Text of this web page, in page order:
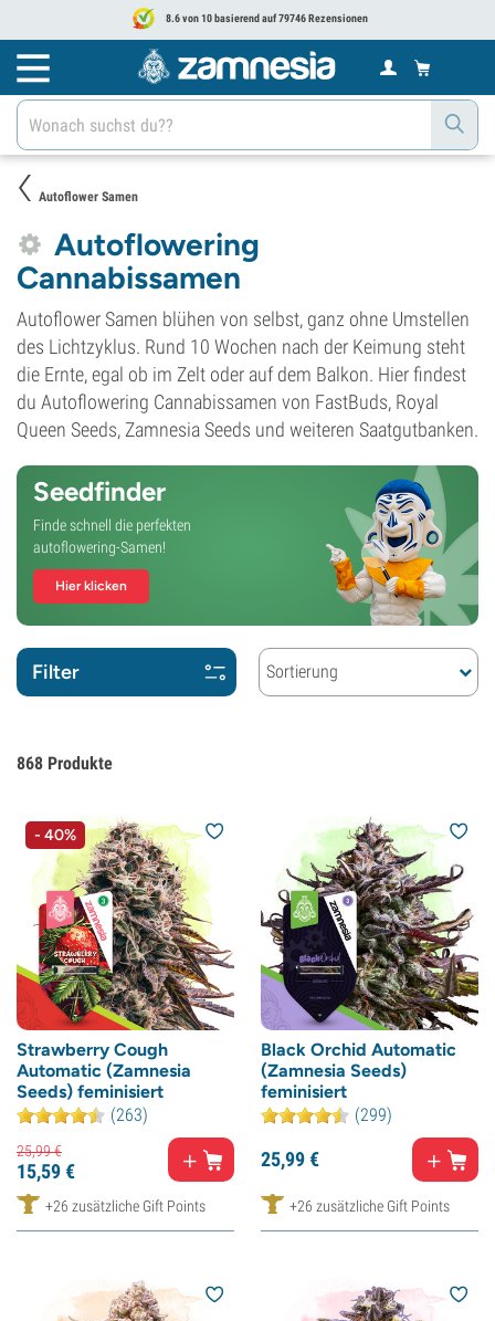
8.6 von 10 basierend auf 79746 Rezensionen
Autoflower Samen
Autoflowering
Cannabissamen
Autoflower Samen blühen von selbst, ganz ohne Umstellen
des Lichtzyklus. Rund 10 Wochen nach der Keimung steht
die Ernte, egal ob im Zelt oder auf dem Balkon. Hier findest
du Autoflowering Cannabissamen von FastBuds, Royal
Queen Seeds, Zamnesia Seeds und weiteren Saatgutbanken.
Seedfinder
Finde schnell die perfekten
autoflowering-Samen!
Hier klicken
Filter Sortierung
868 Produkte
- 40%
Strawberry Cough
Automatic (Zamnesia
Seeds) feminisiert
(263)
25,99€
15,59€
+26 zusätzliche Gift Points
Black Orchid Automatic
(Zamnesia Seeds)
feminisiert
(299)
25,99€
+26 zusätzliche Gift Points